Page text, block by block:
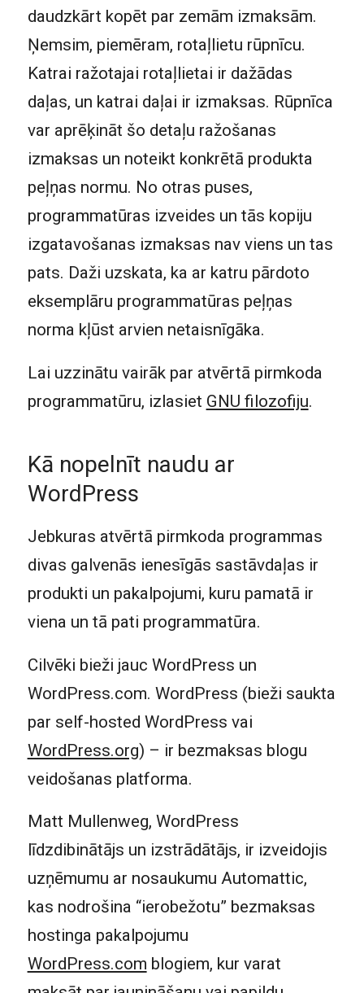
daudzkārt kopēt par zemām izmaksām.
Ņemsim, piemēram, rotaļlietu rūpnīcu.
Katrai ražotajai rotaļlietai ir dažādas
daļas, un katrai daļai ir izmaksas. Rūpnīca
var aprēķināt šo detaļu ražošanas
izmaksas un noteikt konkrētā produkta
peļņas normu. No otras puses,
programmatūras izveides un tās kopiju
izgatavošanas izmaksas nav viens un tas
pats. Daži uzskata, ka ar katru pārdoto
eksemplāru programmatūras peļņas
norma kļūst arvien netaisnīgāka.
Lai uzzinātu vairāk par atvērtā pirmkoda
programmatūru, izlasiet GNU filozofiju.
Kā nopelnīt naudu ar
WordPress
Jebkuras atvērtā pirmkoda programmas
divas galvenās ienesīgās sastāvdaļas ir
produkti un pakalpojumi, kuru pamatā ir
viena un tā pati programmatūra.
Cilvēki bieži jauc WordPress un
WordPress.com. WordPress (bieži saukta
par self-hosted WordPress vai
WordPress.org) – ir bezmaksas blogu
veidošanas platforma.
Matt Mullenweg, WordPress
līdzdibinātājs un izstrādātājs, ir izveidojis
uzņēmumu ar nosaukumu Automattic,
kas nodrošina “ierobežotu” bezmaksas
hostinga pakalpojumu
WordPress.com blogiem, kur varat